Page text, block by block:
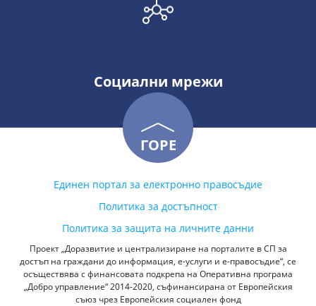
Социални мрежи
ГОРЕ
Единен портал за електронно правосъдие
Политика за достъпност
Политика за защита на личните данни
Проект „Доразвитие и централизиране на порталите в СП за
достъп на граждани до информация, е-услуги и е-правосъдие“, се
осъществява с финансовата подкрепа на Оперативна програма
„Добро управление“ 2014-2020, съфинансирана от Европейския
съюз чрез Европейския социален фонд